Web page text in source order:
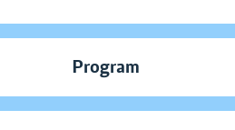
Program